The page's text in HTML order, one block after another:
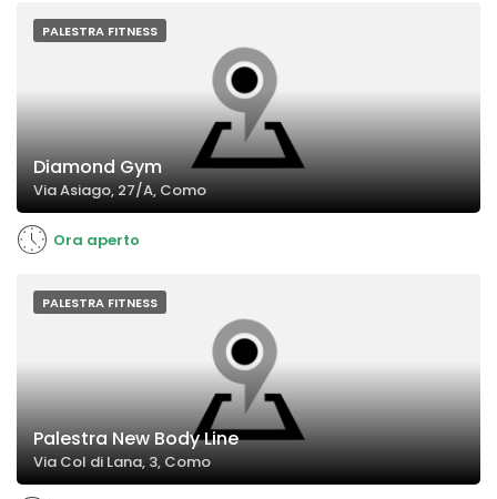
PALESTRA FITNESS
Diamond Gym
Via Asiago, 27/A, Como
Ora aperto
PALESTRA FITNESS
Palestra New Body Line
Via Col di Lana, 3, Como